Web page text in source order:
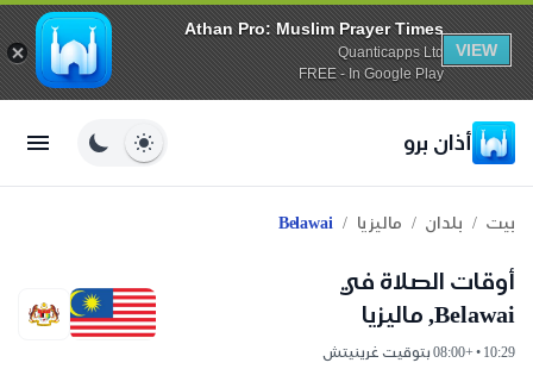
Athan Pro: Muslim Prayer Times
Quanticapps Ltd
FREE - In Google Play
VIEW
أذان برو
بيت / بلدان / ماليزيا /
Belawai
أوقات الصلاة في
Belawai, ماليزيا
10:29 • +08:00 بتوقيت غرينيتش